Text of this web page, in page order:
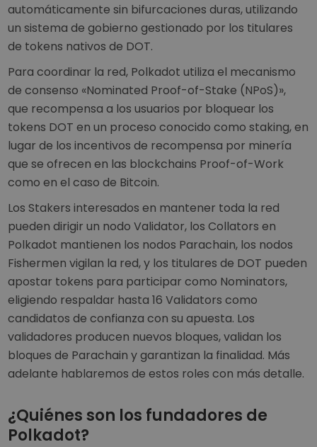
automáticamente sin bifurcaciones duras, utilizando
un sistema de gobierno gestionado por los titulares
de tokens nativos de DOT.
Para coordinar la red, Polkadot utiliza el mecanismo
de consenso «Nominated Proof-of-Stake (NPoS)»,
que recompensa a los usuarios por bloquear los
tokens DOT en un proceso conocido como staking, en
lugar de los incentivos de recompensa por minería
que se ofrecen en las blockchains Proof-of-Work
como en el caso de Bitcoin.
Los Stakers interesados en mantener toda la red
pueden dirigir un nodo Validator, los Collators en
Polkadot mantienen los nodos Parachain, los nodos
Fishermen vigilan la red, y los titulares de DOT pueden
apostar tokens para participar como Nominators,
eligiendo respaldar hasta 16 Validators como
candidatos de confianza con su apuesta. Los
validadores producen nuevos bloques, validan los
bloques de Parachain y garantizan la finalidad. Más
adelante hablaremos de estos roles con más detalle.
¿Quiénes son los fundadores de
Polkadot?